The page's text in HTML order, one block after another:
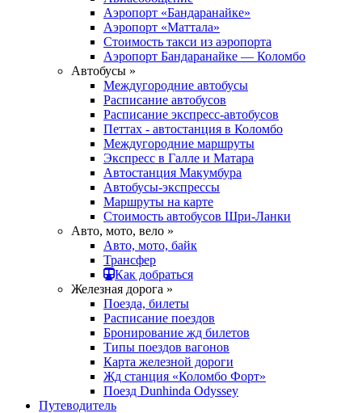
Аэропорт «Бандаранайке»
Аэропорт «Маттала»
Стоимость такси из аэропорта
Аэропорт Бандаранайке — Коломбо
Автобусы »
Междугородние автобусы
Расписание автобусов
Расписание экспресс-автобусов
Петтах - автостанция в Коломбо
Междугородние маршруты
Экспресс в Галле и Матара
Автостанция Макумбура
Автобусы-экспрессы
Маршруты на карте
Стоимость автобусов Шри-Ланки
Авто, мото, вело »
Авто, мото, байк
Трансфер
Как добраться
Железная дорога »
Поезда, билеты
Расписание поездов
Бронирование жд билетов
Типы поездов вагонов
Карта железной дороги
Жд станция «Коломбо Форт»
Поезд Dunhinda Odyssey
Путеводитель